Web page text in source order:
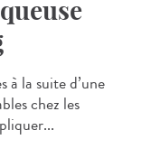
à la suite d’une
chez les